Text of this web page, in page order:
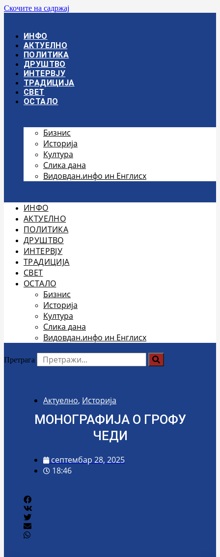
Скочите на садржај
ИНФО
АКТУЕЛНО
ПОЛИТИКА
ДРУШТВО
ИНТЕРВЈУ
ТРАДИЦИЈА
СВЕТ
ОСТАЛО
Бизнис
Историја
Култура
Слика дана
Видовдан.инфо ин Енглисх
ИНФО
АКТУЕЛНО
ПОЛИТИКА
ДРУШТВО
ИНТЕРВЈУ
ТРАДИЦИЈА
СВЕТ
ОСТАЛО
Бизнис
Историја
Култура
Слика дана
Видовдан.инфо ин Енглисх
Претрага
Актуелно, Историја
МОНОГРАФИЈА О ГРОФУ
ЧЕДИ
септембар 28, 2025
18:46